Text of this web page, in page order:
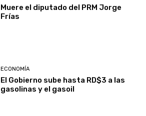
Muere el diputado del PRM Jorge
Frías
ECONOMÍA
El Gobierno sube hasta RD$3 a las
gasolinas y el gasoil